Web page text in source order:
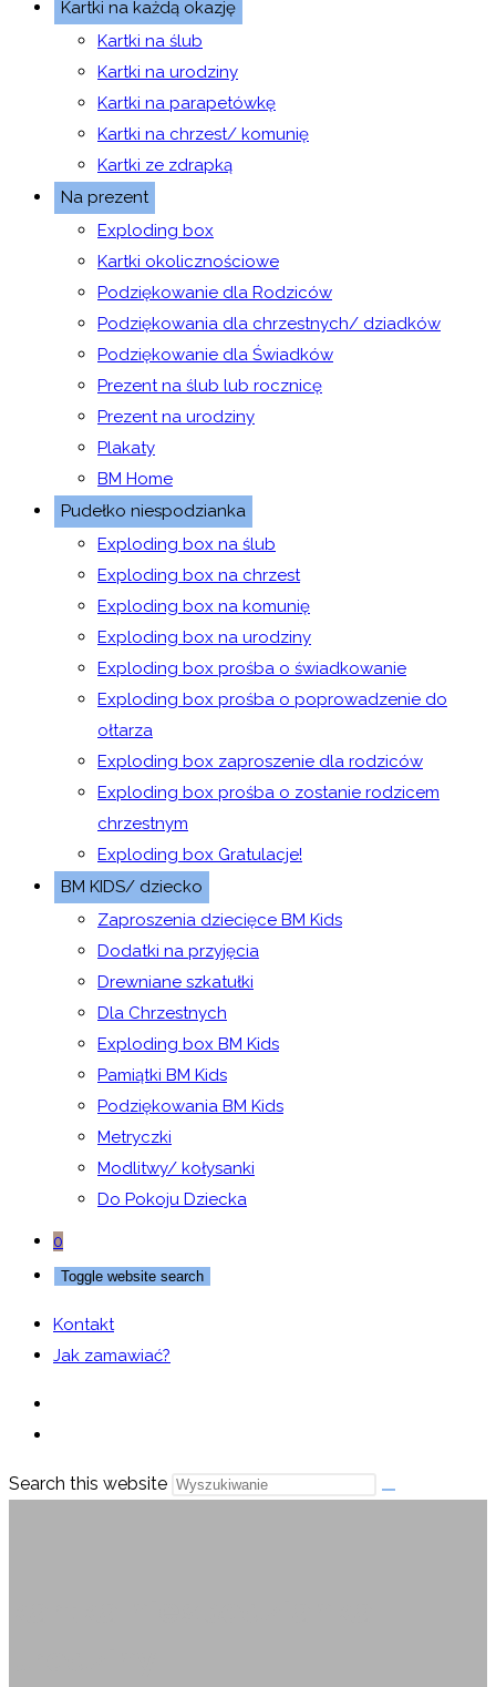
Kartki na każdą okazję
Kartki na ślub
Kartki na urodziny
Kartki na parapetówkę
Kartki na chrzest/ komunię
Kartki ze zdrapką
Na prezent
Exploding box
Kartki okolicznościowe
Podziękowanie dla Rodziców
Podziękowania dla chrzestnych/ dziadków
Podziękowanie dla Świadków
Prezent na ślub lub rocznicę
Prezent na urodziny
Plakaty
BM Home
Pudełko niespodzianka
Exploding box na ślub
Exploding box na chrzest
Exploding box na komunię
Exploding box na urodziny
Exploding box prośba o świadkowanie
Exploding box prośba o poprowadzenie do
ołtarza
Exploding box zaproszenie dla rodziców
Exploding box prośba o zostanie rodzicem
chrzestnym
Exploding box Gratulacje!
BM KIDS/ dziecko
Zaproszenia dziecięce BM Kids
Dodatki na przyjęcia
Drewniane szkatułki
Dla Chrzestnych
Exploding box BM Kids
Pamiątki BM Kids
Podziękowania BM Kids
Metryczki
Modlitwy/ kołysanki
Do Pokoju Dziecka
0
Toggle website search
Kontakt
Jak zamawiać?
Search this website